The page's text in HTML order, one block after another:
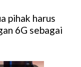
pihak harus
6G sebagai